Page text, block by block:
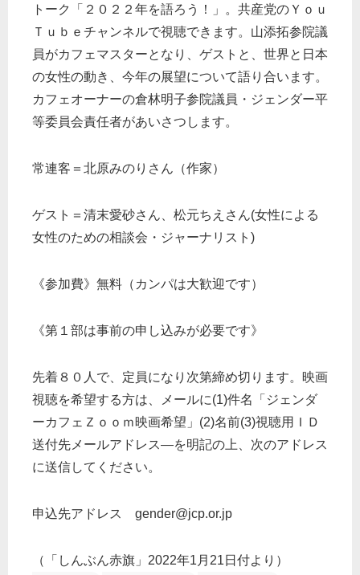
トーク「２０２２年を語ろう！」。共産党のＹｏｕ
Ｔｕｂｅチャンネルで視聴できます。山添拓参院議
員がカフェマスターとなり、ゲストと、世界と日本
の女性の動き、今年の展望について語り合います。
カフェオーナーの倉林明子参院議員・ジェンダー平
等委員会責任者があいさつします。
常連客＝北原みのりさん（作家）
ゲスト＝清末愛砂さん、松元ちえさん(女性による
女性のための相談会・ジャーナリスト)
《参加費》無料（カンパは大歓迎です）
《第１部は事前の申し込みが必要です》
先着８０人で、定員になり次第締め切ります。映画
視聴を希望する方は、メールに(1)件名「ジェンダ
ーカフェＺｏｏｍ映画希望」(2)名前(3)視聴用ＩＤ
送付先メールアドレス―を明記の上、次のアドレス
に送信してください。
申込先アドレス gender@jcp.or.jp
（「しんぶん赤旗」2022年1月21日付より）